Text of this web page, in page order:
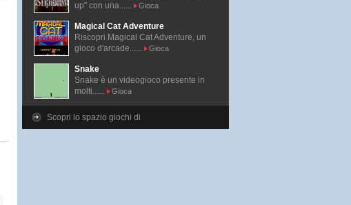
up" con una......
Gioca
Magical Cat Adventure
Riscopri Magical Cat Adventure, un
gioco d'arcade......
Gioca
Snake
Snake è un videogioco presente in
molti......
Gioca
Scopri lo spazio giochi di